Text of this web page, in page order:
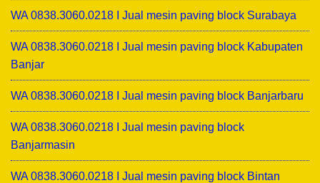
WA 0838.3060.0218 I Jual mesin paving block Surabaya
WA 0838.3060.0218 I Jual mesin paving block Kabupaten
Banjar
WA 0838.3060.0218 I Jual mesin paving block Banjarbaru
WA 0838.3060.0218 I Jual mesin paving block
Banjarmasin
WA 0838.3060.0218 I Jual mesin paving block Bintan